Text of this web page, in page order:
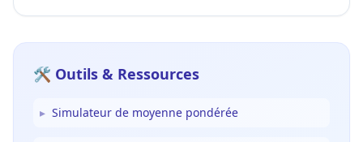
🛠️ Outils & Ressources
▸ Simulateur de moyenne pondérée